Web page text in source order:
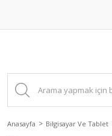
Anasayfa Bilgisayar Ve Tablet